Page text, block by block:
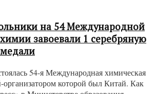
на 54 Международной
завоевали 1 серебряную
54-я Международная химическая
организатором которой был Китай. Как